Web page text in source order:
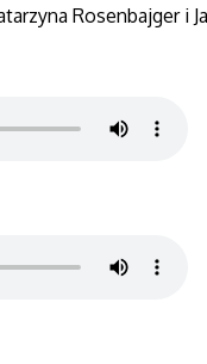
Rosenbajger i